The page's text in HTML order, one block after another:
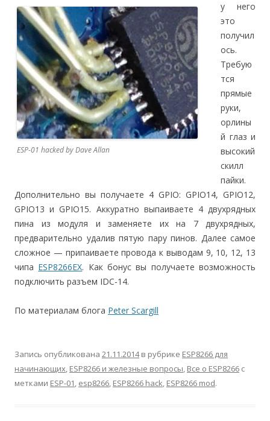
ESP-01 hacked by Dave Allan
у него
это
получил
ось.
Требую
тся
прямые
руки,
орлины
й глаз и
высокий
скилл
пайки.
Дополнительно вы получаете 4 GPIO: GPIO14, GPIO12,
GPIO13 и GPIO15. Аккуратно выпаиваете 4 двухрядных
пина из модуля и заменяете их на 7 двухрядных,
предварительно удалив пятую пару пинов. Далее самое
сложное — припаиваете провода к выводам 9, 10, 12, 13
чипа ESP8266EX. Как бонус вы получаете возможность
подключить разъем IDC-14.
По материалам блога Peter Scargill
Запись опубликована 21.11.2014в рубрике ESP8266 для
начинающих, ESP8266 и железные вопросы, Все о ESP8266 с
метками ESP-01, esp8266, ESP8266 hack, ESP8266 mod.